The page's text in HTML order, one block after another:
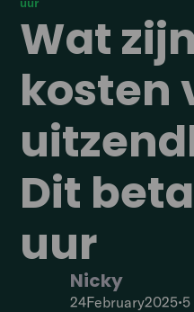
Wat
kosten
Dit
uur
Nicky
24February2025•5